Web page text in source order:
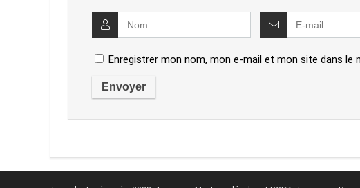
Enregistrer mon nom, mon e-mail et mon site dans le